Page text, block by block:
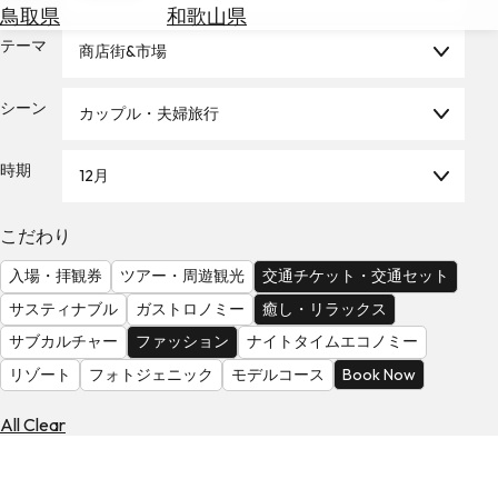
鳥取県
和歌山県
を
る
テーマ 商店街&市場
シーン カップル・夫婦旅行
時期 12月
こだわり
入場・拝観券 ツアー・周遊観光
交通チケット・交通セット
サスティナブル
ガストロノミー
癒し・リラックス
サブカルチャー
ファッション
ナイトタイムエコノミー
リゾート
フォトジェニック モデルコース Book Now
All Clear